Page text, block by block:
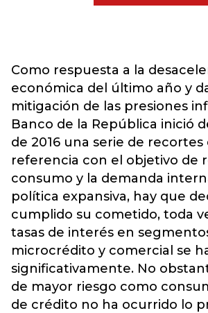
Como respuesta a la
económica del último año y
mitigación de las presiones
Banco de la República inició
de 2016 una serie de recortes
referencia con el objetivo de
consumo y la demanda
política expansiva, hay que
cumplido su cometido, toda
tasas de interés en
microcrédito y comercial se
significativamente. No
de mayor riesgo como
de crédito no ha ocurrido lo